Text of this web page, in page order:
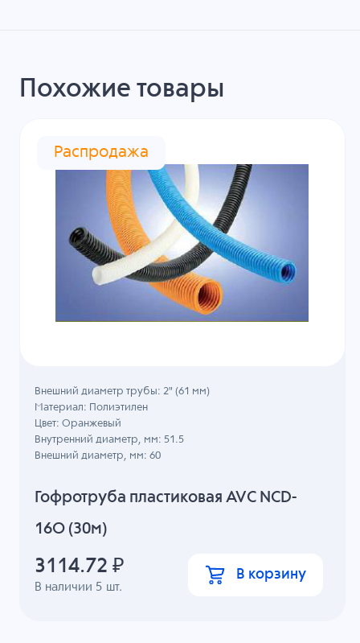
Похожие товары
Распродажа
Гофротруба пластиковая AVC NCD-
16O (30м)
В наличии 5 шт.
Внешний диаметр трубы: 2" (61 мм)
Материал: Полиэтилен
Цвет: Оранжевый
Внутренний диаметр, мм: 51.5
Внешний диаметр, мм: 60
3114.72 ₽ В корзину